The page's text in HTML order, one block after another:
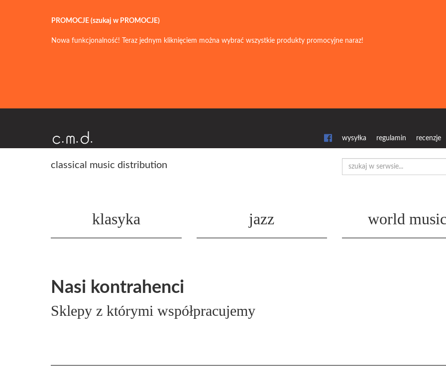
PROMOCJE (szukaj w PROMOCJE)
Nowa funkcjonalność! Teraz jednym kliknięciem można wybrać wszystkie produkty promocyjne naraz!
wysyłka regulamin recenzje
classical music distribution
klasyka jazz world
Nasi kontrahenci
Sklepy z którymi współpracujemy